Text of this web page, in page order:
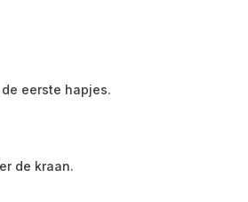
eerste hapjes.
de kraan.